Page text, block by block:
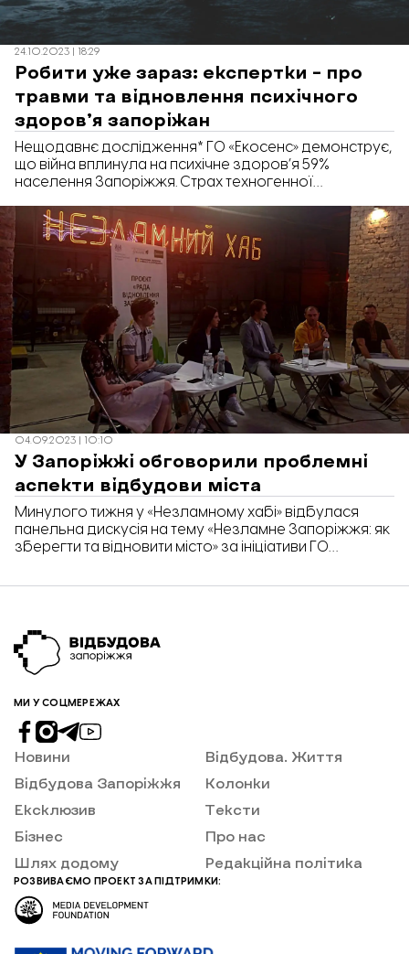
24.10.2023 | 18:29
Робити уже зараз: експертки – про
травми та відновлення психічного
здоров’я запоріжан
Нещодавнє дослідження* ГО «Екосенс» демонструє,
що війна вплинула на психічне здоров’я 59%
населення Запоріжжя. Страх техногенної
рідних, втрати домівок – це далеко не вичерпний
перелік викликів, з якими стикаються жителі міста.
Тож фундамент для відновлення психіки запоріжан
після війни варто закладати уже зараз.
04.09.2023 | 10:10
У Запоріжжі обговорили проблемні
аспекти відбудови міста
Минулого тижня у «Незламному хабі» відбулася
панельна дискусія на тему «Незламне Запоріжжя: як
зберегти та відновити місто» за ініціативи ГО
Запоріжжя». В обговоренні основних проблем для
громадських організацій та активна молодь міста.
Наразі у суспільстві є дві […]
МИ У СОЦМЕРЕЖАХ
Новини
Відбудова Запоріжжя
Ексклюзив
Бізнес
Шлях додому
Відбудова. Життя
Колонки
Тексти
Про нас
Редакційна політика
РОЗВИВАЄМО ПРОЕКТ ЗА ПІДТРИМКИ: